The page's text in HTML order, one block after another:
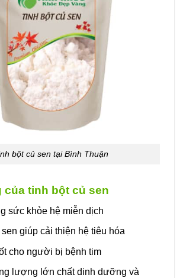
bột củ sen tại Bình Thuận
của tinh bột củ sen
sức khỏe hệ miễn dịch
giúp cải thiện hệ tiêu hóa
cho người bị bệnh tim
lượng lớn chất dinh dưỡng và